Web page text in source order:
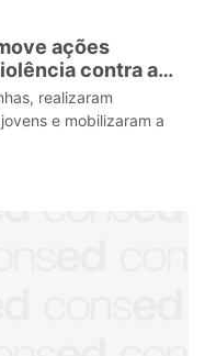
ações
contra a
realizaram
e mobilizaram a